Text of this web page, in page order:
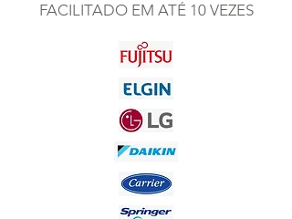
FACILITADO EM ATÉ 10 VEZES